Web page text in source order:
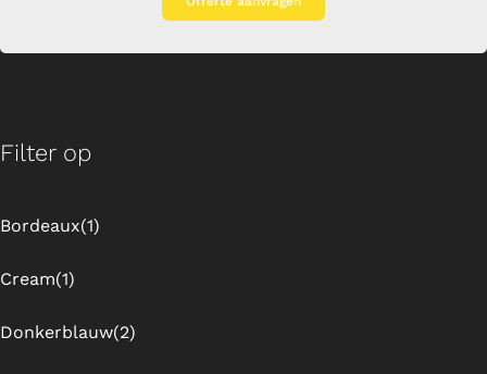
Filter op
Bordeaux(1)
Cream(1)
Donkerblauw(2)